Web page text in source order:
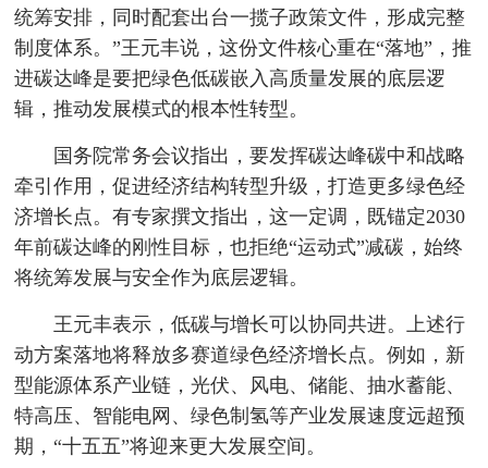
统筹安排，同时配套出台一揽子政策文件，形成完整
制度体系。”王元丰说，这份文件核心重在“落地”，推
进碳达峰是要把绿色低碳嵌入高质量发展的底层逻
辑，推动发展模式的根本性转型。
国务院常务会议指出，要发挥碳达峰碳中和战略
牵引作用，促进经济结构转型升级，打造更多绿色经
济增长点。有专家撰文指出，这一定调，既锚定2030
年前碳达峰的刚性目标，也拒绝“运动式”减碳，始终
将统筹发展与安全作为底层逻辑。
王元丰表示，低碳与增长可以协同共进。上述行
动方案落地将释放多赛道绿色经济增长点。例如，新
型能源体系产业链，光伏、风电、储能、抽水蓄能、
特高压、智能电网、绿色制氢等产业发展速度远超预
期，“十五五”将迎来更大发展空间。